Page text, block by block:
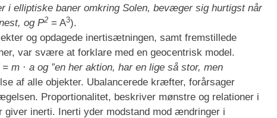
i elliptiske baner omkring Solen, bevæger sig hurtigst når
ogP2 = A3).
og opdagede inertisætningen, samt fremstillede
var svære at forklare med en geocentrisk model.
m · a og ”en her aktion, har en lige så stor, men
af alle objekter. Ubalancerede kræfter, forårsager
Proportionalitet, beskriver mønstre og relationer i
giver inerti. Inerti yder modstand mod ændringer i